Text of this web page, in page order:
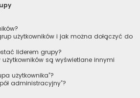
użytkowników i jak można dołączyć do
liderem grupy?
są wyświetlane innymi
użytkownika”?
administracyjny”?